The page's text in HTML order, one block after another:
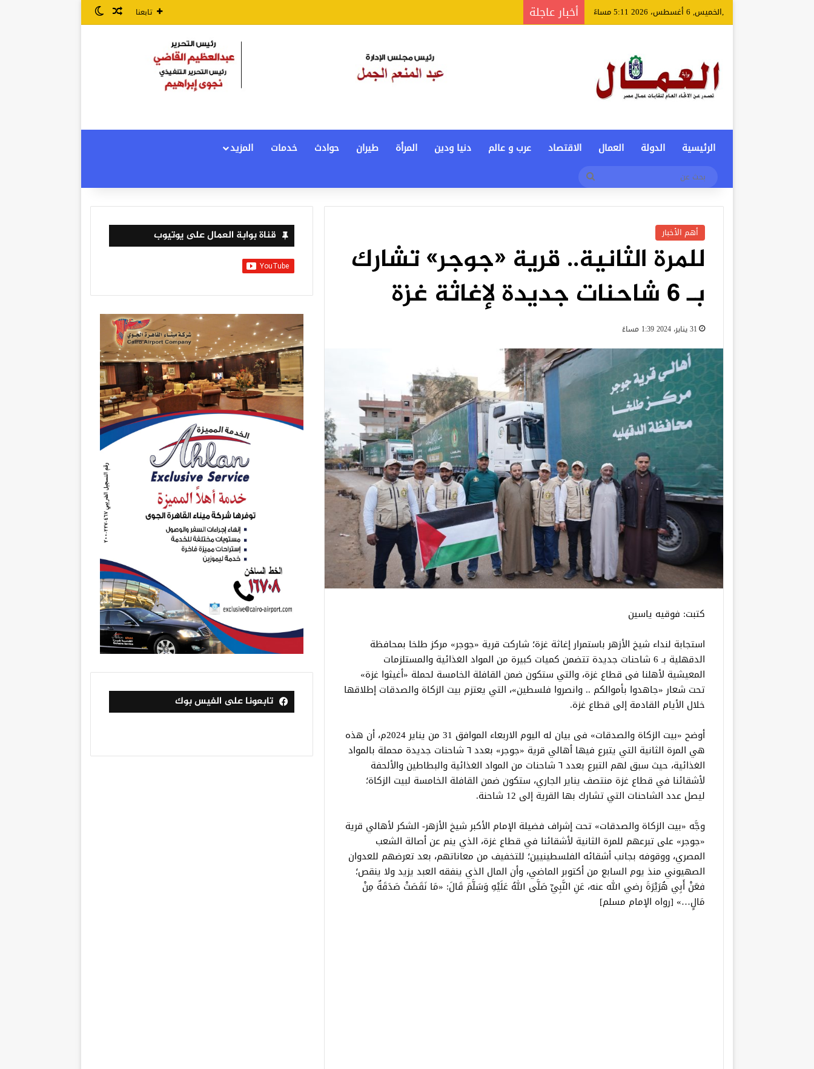
,الخميس, 6 أغسطس، 2026 5:11 مساءً أخبار عاجلة تابعنا مقال عشوائي
الوضع المظلم
الرئيسية الدولة العمال الاقتصاد عرب و عالم دنيا ودين المرأة طيران حوادث خدمات
المزيد
أهم الأخبار
للمرة الثانية.. قرية «جوجر» تشارك
بـ 6 شاحنات جديدة لإغاثة غزة
31 يناير، 2024 1:39 مساءً
كتبت: فوقيه ياسين
استجابة لنداء شيخ الأزهر باستمرار إغاثة غزة؛ شاركت قرية «جوجر» مركز طلخا بمحافظة
الدقهلية بـ 6 شاحنات جديدة تتضمن كميات كبيرة من المواد الغذائية والمستلزمات
المعيشية لأهلنا فى قطاع غزة، والتي ستكون ضمن القافلة الخامسة لحملة «أغيثوا غزة»
تحت شعار «جاهدوا بأموالكم .. وانصروا فلسطين»، التي يعتزم بيت الزكاة والصدقات إطلاقها
خلال الأيام القادمة إلى قطاع غزة.
أوضح «بيت الزكاة والصدقات» فى بيان له اليوم الاربعاء الموافق 31 من يناير 2024م، أن هذه
هي المرة الثانية التي يتبرع فيها أهالي قرية «جوجر» بعدد ٦ شاحنات جديدة محملة بالمواد
الغذائية، حيث سبق لهم التبرع بعدد ٦ شاحنات من المواد الغذائية والبطاطين والألحفة
لأشقائنا في قطاع غزة منتصف يناير الجاري، ستكون ضمن القافلة الخامسة لبيت الزكاة؛
ليصل عدد الشاحنات التي تشارك بها القرية إلى 12 شاحنة.
وجَّه «بيت الزكاة والصدقات» تحت إشراف فضيلة الإمام الأكبر شيخ الأزهر- الشكر لأهالي قرية
«جوجر» على تبرعهم للمرة الثانية لأشقائنا في قطاع غزة، الذي ينم عن أصالة الشعب
المصري، ووقوفه بجانب أشقائه الفلسطينيين؛ للتخفيف من معاناتهم، بعد تعرضهم للعدوان
الصهيوني منذ يوم السابع من أكتوبر الماضي، وأن المال الذي ينفقه العبد يزيد ولا ينقص؛
فعَنْ أَبِي هُرَيْرَةَ رضي الله عنه، عَنِ النَّبِيِّ صَلَّى اللهُ عَلَيْهِ وَسَلَّمَ قَالَ: «مَا نَقَصَتْ صَدَقَةٌ مِنْ
مَالٍ…» [رواه الإمام مسلم]
قناة بوابة العمال على يوتيوب
تابعونا على الفيس بوك